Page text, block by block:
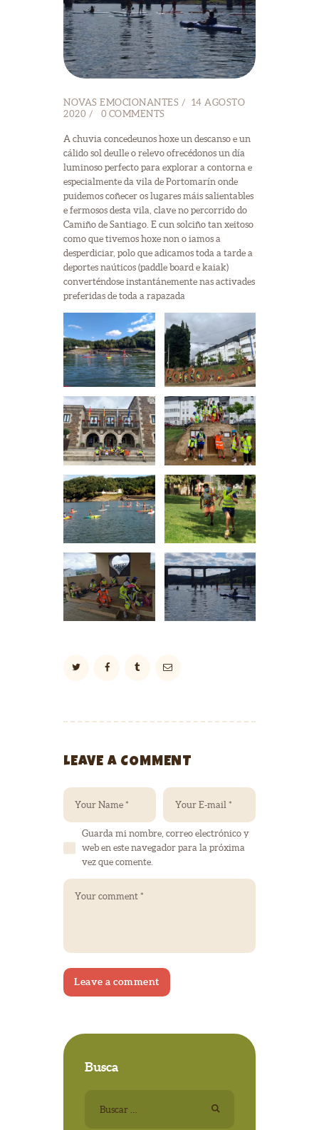
NOVAS EMOCIONANTES
14 AGOSTO
2020
0 COMMENTS
A chuvia concedeunos hoxe un descanso e un
cálido sol deulle o relevo ofrecédonos un día
luminoso perfecto para explorar a contorna e
especialmente da vila de Portomarín onde
puidemos coñecer os lugares máis salientables
e fermosos desta vila, clave no percorrido do
Camiño de Santiago. E cun solciño tan xeitoso
como que tivemos hoxe non o iamos a
desperdiciar, polo que adicamos toda a tarde a
deportes naúticos (paddle board e kaiak)
converténdose instantánemente nas activades
preferidas de toda a rapazada
LEAVE A COMMENT
Guarda mi nombre, correo electrónico y
web en este navegador para la próxima
vez que comente.
Busca